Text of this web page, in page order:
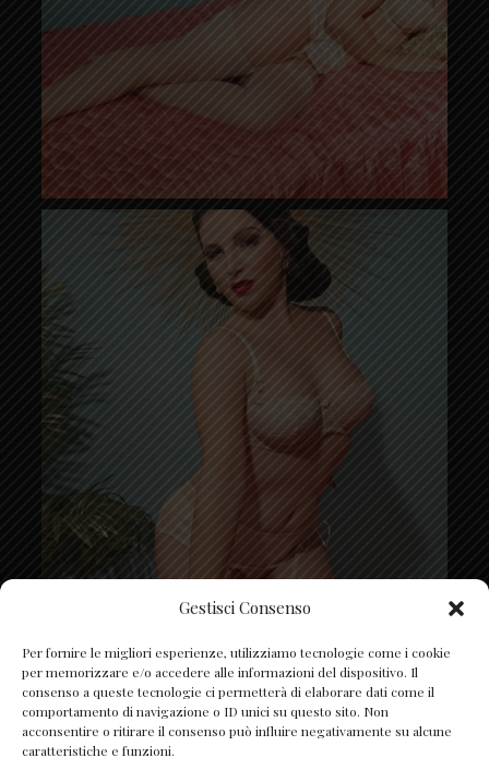
Gestisci Consenso
Per fornire le migliori esperienze, utilizziamo tecnologie come i cookie
per memorizzare e/o accedere alle informazioni del dispositivo. Il
consenso a queste tecnologie ci permetterà di elaborare dati come il
comportamento di navigazione o ID unici su questo sito. Non
acconsentire o ritirare il consenso può influire negativamente su alcune
caratteristiche e funzioni.
Segui su Instagram